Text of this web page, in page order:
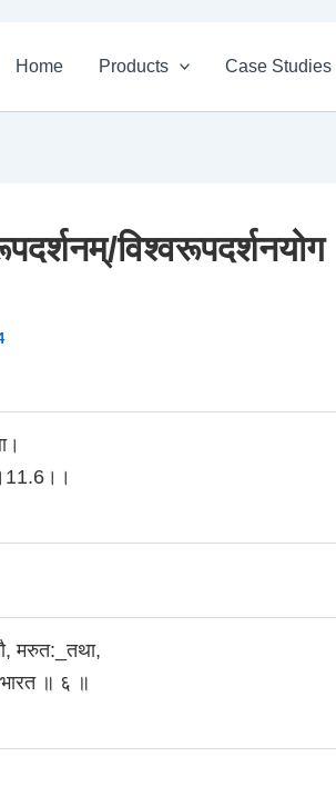
Home Products Case Studies
विश्वरूपदर्शनयोग
मरुत:_तथा,
भारत ॥ ६ ॥